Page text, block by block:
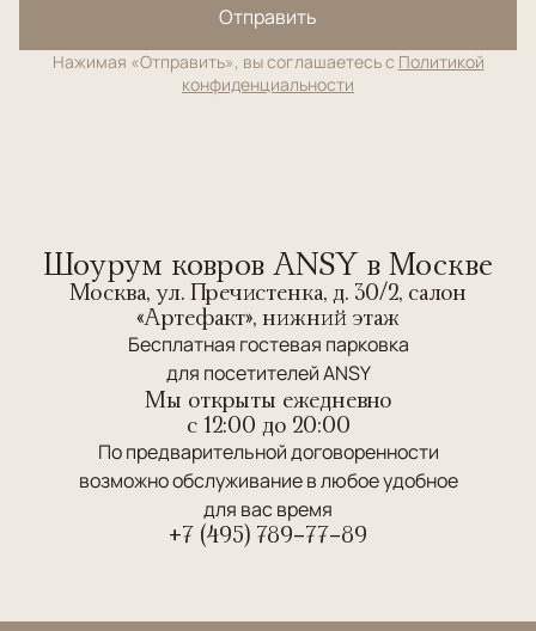
Отправить
Нажимая «Отправить», вы соглашаетесь с Политикой
конфиденциальности
Шоурум ковров ANSY в Москве
Москва, ул. Пречистенка, д. 30/2, салон
«Артефакт», нижний этаж
Бесплатная гостевая парковка
для посетителей ANSY
Мы открыты ежедневно
c 12:00 до 20:00
По предварительной договоренности
возможно обслуживание в любое удобное
для вас время
+7 (495) 789-77-89